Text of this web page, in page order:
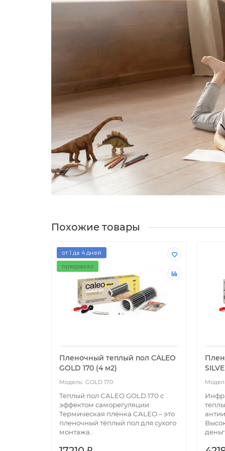
Похожие товары
от 1 да 4 дней
предзаказ
Пленочный теплый пол CALEO
GOLD 170 (4 м2)
GOLD 170
Теплый пол CALEO GOLD 170 с
эффектом саморегуляции
Термическая плёнка CALEO – это
пленочный тёплый пол для сухого
монтажа..